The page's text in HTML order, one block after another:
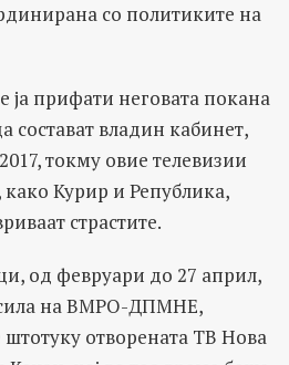
со политиките на
прифати неговата покана
состават владин кабинет,
токму овие телевизии
Курир и Република,
страстите.
од февруари до 27 април,
на ВМРО-ДПМНЕ,
отворената ТВ Нова